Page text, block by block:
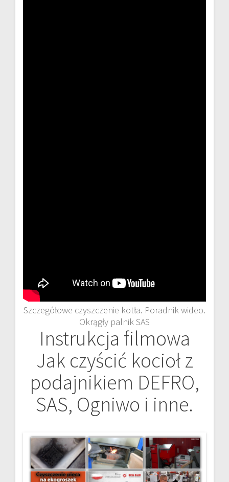
Szczegółowe czyszczenie kotła. Poradnik wideo.
Okrągły palnik SAS
Instrukcja filmowa
Jak czyścić kocioł z
podajnikiem DEFRO,
SAS, Ogniwo i inne.